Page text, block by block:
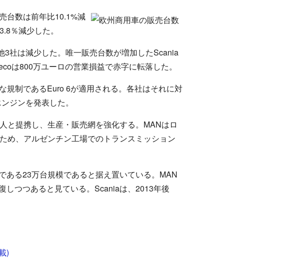
台数は前年比10.1%減
％減少した。
社は減少した。唯一販売台数が増加したScania
は800万ユーロの営業損益で赤字に転落した。
規制であるEuro 6が適用される。各社はそれに対
ジンを発表した。
と提携し、生産・販売網を強化する。MANはロ
め、アルゼンチン工場でのトランスミッション
ある23万台規模であると据え置いている。MAN
しつつあると見ている。Scaniaは、2013年後
)